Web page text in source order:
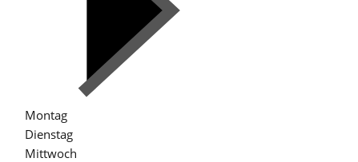
Montag
Dienstag
Mittwoch